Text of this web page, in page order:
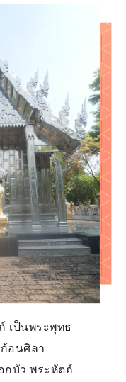
เป็นพระพุทธ
อนศิลา
กบัว พระหัตถ์